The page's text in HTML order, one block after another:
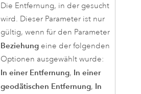
Die Entfernung, in der gesucht
wird. Dieser Parameter ist nur
gültig, wenn für den Parameter
Beziehungeine der folgenden
Optionen ausgewählt wurde:
In einer Entfernung, In einer
geodätischen Entfernung, In